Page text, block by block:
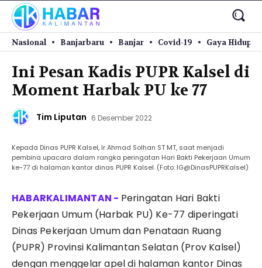
Nasional Banjarbaru Banjar Covid-19 Gaya Hidup
Ini Pesan Kadis PUPR Kalsel di
Moment Harbak PU ke 77
Tim Liputan 6 Desember 2022
Kepada Dinas PUPR Kalsel, Ir Ahmad Solhan ST MT, saat menjadi
pembina upacara dalam rangka peringatan Hari Bakti Pekerjaan Umum
ke-77 di halaman kantor dinas PUPR Kalsel. (Foto: IG@DinasPUPRKalsel)
Peringatan Hari Bakti
Pekerjaan Umum (Harbak PU) Ke-77 diperingati
Dinas Pekerjaan Umum dan Penataan Ruang
(PUPR) Provinsi Kalimantan Selatan (Prov Kalsel)
dengan menggelar apel di halaman kantor Dinas